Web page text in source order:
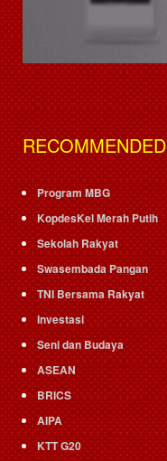
RECOMMENDED
Program MBG
KopdesKel Merah Putih
Sekolah Rakyat
Swasembada Pangan
TNI Bersama Rakyat
Investasi
Seni dan Budaya
ASEAN
BRICS
AIPA
KTT G20